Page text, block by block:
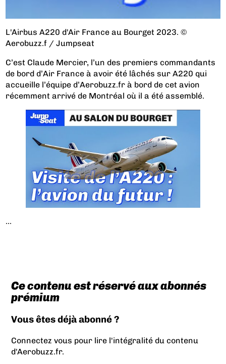
L'Airbus A220 d'Air France au Bourget 2023. ©
Aerobuzz.f / Jumpseat
C’est Claude Mercier, l’un des premiers commandants
de bord d’Air France à avoir été lâchés sur A220 qui
accueille l’équipe d’Aerobuzz.fr à bord de cet avion
récemment arrivé de Montréal où il a été assemblé.
...
Ce contenu est réservé aux abonnés
prémium
Vous êtes déjà abonné ?
Connectez vous pour lire l'intégralité du contenu
d'Aerobuzz.fr.